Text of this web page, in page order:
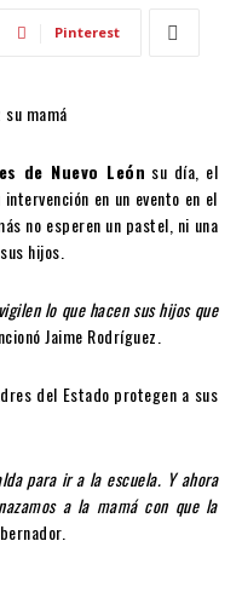
Pinterest
de Nuevo León su día, el
intervención en un evento en el
no esperen un pastel, ni una
hijos.
lo que hacen sus hijos que
Jaime Rodríguez.
del Estado protegen a sus
para ir a la escuela. Y ahora
a la mamá con que la